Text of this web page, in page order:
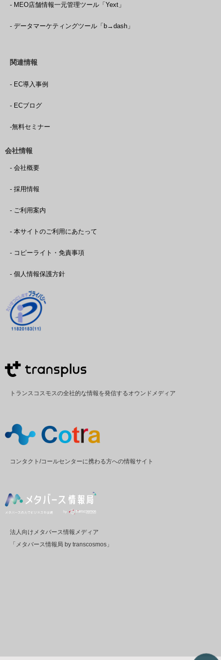
- MEO店舗情報一元管理ツール「Yext」
- データマーケティングツール「b→dash」
関連情報
- EC導入事例
- ECブログ
-無料セミナー
会社情報
- 会社概要
- 採用情報
- ご利用案内
- 本サイトのご利用にあたって
- コピーライト・免責事項
- 個人情報保護方針
トランスコスモスの全社的な情報を発信するオウンドメディア
コンタクト/コールセンターに携わる方への情報サイト
法人向けメタバース情報メディア
「メタバース情報局 by transcosmos」